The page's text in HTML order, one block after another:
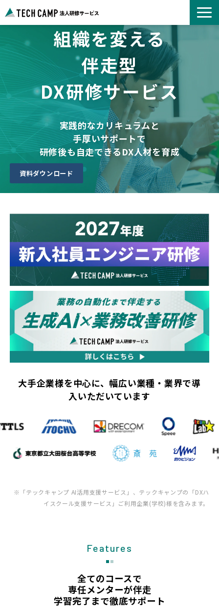
よくあるご質問
お知らせ
事例紹介一覧
コース一覧
選ばれる理由
パートナー募集
組織を変える
伴走型
DX研修サービス
実践的なカリキュラムと
手厚いサポートで
研修後も自走できるDX人材を育成
資料ダウンロード
大手企業様を中心に、幅広い業種・業界で導
入いただいています
※「テックキャンプ AI活用支援サービス」、テックキャンプの「DXハ
イスクール支援サービス」ご利用企業(学校)様を含みます。
Features
全てのコースで
専任メンターが伴走
学習完了まで徹底サポート